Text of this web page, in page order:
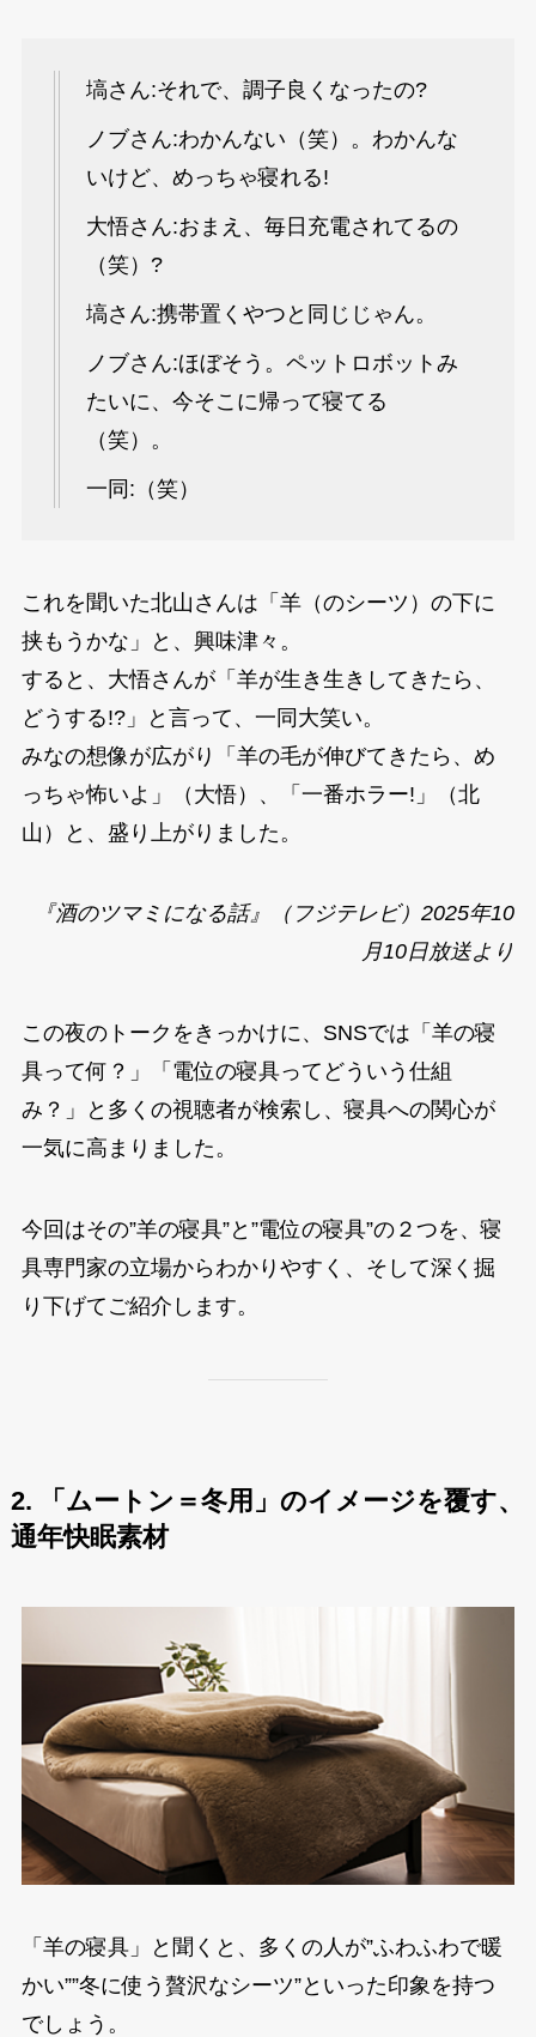
塙さん:それで、調子良くなったの?
ノブさん:わかんない（笑）。わかんな
いけど、めっちゃ寝れる!
大悟さん:おまえ、毎日充電されてるの
（笑）?
塙さん:携帯置くやつと同じじゃん。
ノブさん:ほぼそう。ペットロボットみ
たいに、今そこに帰って寝てる
（笑）。
一同:（笑）
これを聞いた北山さんは「羊（のシーツ）の下に
挟もうかな」と、興味津々。
すると、大悟さんが「羊が生き生きしてきたら、
どうする!?」と言って、一同大笑い。
みなの想像が広がり「羊の毛が伸びてきたら、め
っちゃ怖いよ」（大悟）、「一番ホラー!」（北
山）と、盛り上がりました。
『酒のツマミになる話』（フジテレビ）2025年10
月10日放送より
この夜のトークをきっかけに、SNSでは「羊の寝
具って何？」「電位の寝具ってどういう仕組
み？」と多くの視聴者が検索し、寝具への関心が
一気に高まりました。
今回はその”羊の寝具”と”電位の寝具”の２つを、寝
具専門家の立場からわかりやすく、そして深く掘
り下げてご紹介します。
2. 「ムートン＝冬用」のイメージを覆す、
通年快眠素材
「羊の寝具」と聞くと、多くの人が”ふわふわで暖
かい””冬に使う贅沢なシーツ”といった印象を持つ
でしょう。